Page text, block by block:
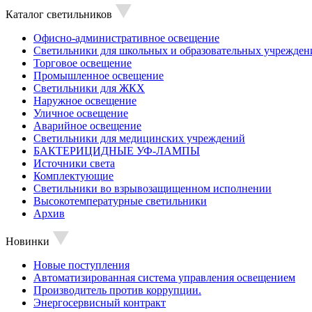
Каталог светильников
Офисно-административное освещение
Светильники для школьных и образовательных
Торговое освещение
Промышленное освещение
Светильники для ЖКХ
Наружное освещение
Уличное освещение
Аварийное освещение
Светильники для медицинских учреждений
БАКТЕРИЦИДНЫЕ УФ-ЛАМПЫ
Источники света
Комплектующие
Светильники во взрывозащищенном исполнении
Высокотемпературные светильники
Архив
Новинки
Новые поступления
Автоматизированная система управления освещением
Производитель против коррупции.
Энергосервисный контракт